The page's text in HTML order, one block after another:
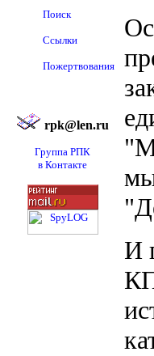
Поиск
Ссылки
Пожертвования
rpk@len.ru
Группа РПК
в Контакте
И